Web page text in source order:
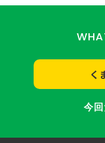
く
今